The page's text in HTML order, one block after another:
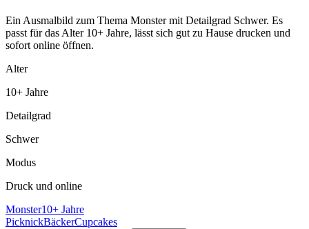
Ein Ausmalbild zum Thema Monster mit Detailgrad Schwer. Es
passt für das Alter 10+ Jahre, lässt sich gut zu Hause drucken und
sofort online öffnen.
Alter
10+ Jahre
Detailgrad
Schwer
Modus
Druck und online
Monster10+ Jahre
PicknickBäckerCupcakes